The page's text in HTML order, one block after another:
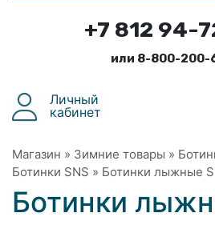
+7 812 94-
или 8-800-200-
Личный
кабинет
Магазин » Зимние товары »
Ботинки SNS » Ботинки лыжные
Ботинки